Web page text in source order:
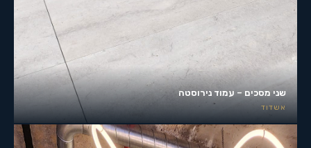
שני מסכים – עמוד נירוסטה
אשדוד